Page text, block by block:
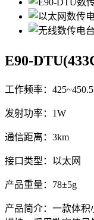
E90-
工作频率：
发射功率：1W
通信距离：3km
接口类型：以太网
产品重量：78±5g
产品简介：一款体积